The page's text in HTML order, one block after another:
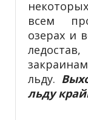
всем
озерах и
льду.
льду